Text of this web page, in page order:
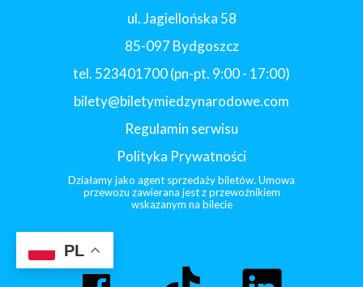
PL
ul. Jagiellońska 58
85-097 Bydgoszcz
tel. 523401700 (pn-pt. 9:00 - 17:00)
bilety@biletymiedzynarodowe.com
Regulamin serwisu
Polityka Prywatności
Działamy jako agent sprzedaży biletów. Umowa
przewozu zawierana jest z przewoźnikiem
wskazanym na bilecie